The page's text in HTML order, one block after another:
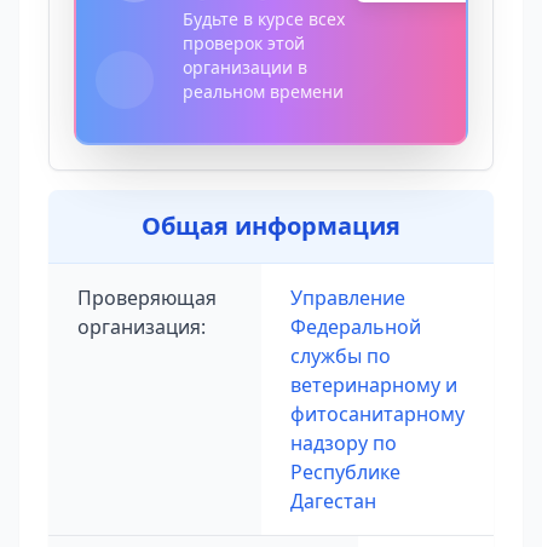
Будьте в курсе всех
проверок этой
организации в
реальном времени
Общая информация
Проверяющая
организация:
Управление
Федеральной
службы по
ветеринарному и
фитосанитарному
надзору по
Республике
Дагестан